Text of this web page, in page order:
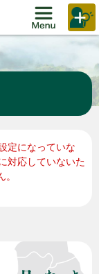
定になっていな
対応していないた